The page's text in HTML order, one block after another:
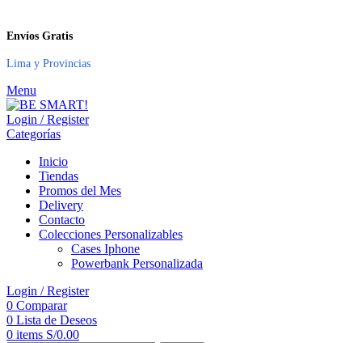
Envíos Gratis
Lima y Provincias
Menu
Login / Register
Categorías
Inicio
Tiendas
Promos del Mes
Delivery
Contacto
Colecciones Personalizables
Cases Iphone
Powerbank Personalizada
Login / Register
0 Comparar
0 Lista de Deseos
0 items S/0.00